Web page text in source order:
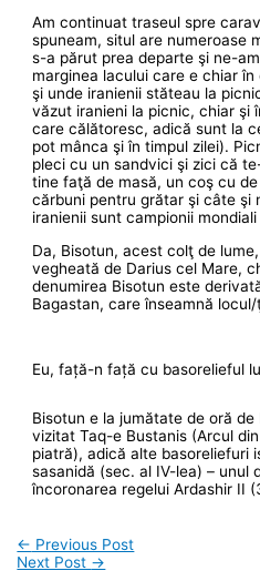
Am continuat traseul spre
spuneam, situl are numeroase
s-a părut prea departe şi ne-
marginea lacului care e chiar
şi unde iranienii stăteau la
văzut iranieni la picnic, chiar şi
care călătoresc, adică sunt la
pot mânca şi în timpul zilei).
pleci cu un sandvici şi zici că
tine faţă de masă, un coş cu
cărbuni pentru grătar şi câte şi
iranienii sunt campionii
Da, Bisotun, acest colţ de
vegheată de Darius cel Mare,
denumirea Bisotun este
Bagastan, care înseamnă
Eu, față-n față cu basorelieful
Bisotun e la jumătate de oră
vizitat Taq-e Bustanis (Arcul
piatră), adică alte basoreliefuri
sasanidă (sec. al IV-lea) – unul
încoronarea regelui Ardashir II
← Previous Post
Next Post →